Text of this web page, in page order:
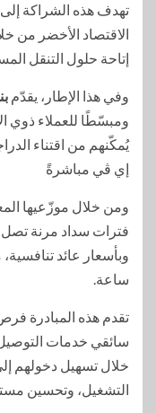
تهدف هذه الشراكة
الاقتصاد الأخضر من
إتاحة حلول التنقل
وفي هذا الإطار، يقدّم
ومبسّطًا للعملاء ذوي
يُمكّنهم من اقتناء
إي ڤي مباشرةً
ومن خلال موزّعيها
ساعة.
تقدم هذه المبادرة
سائقي خدمات
خلال تسهيل دخولهم
التشغيل، وتحسين